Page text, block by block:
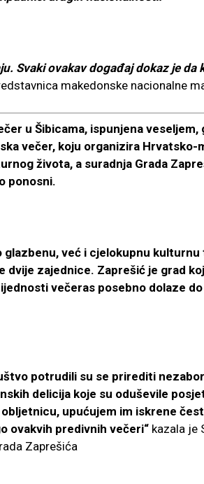
Svaki ovakav događaj dokaz je da
makedonske nacionalne
u Šibicama, ispunjena
večer, koju organizira Hrvatsko-
života, a suradnja Grada
ponosni.
glazbenu, već i cjelokupnu
dvije zajednice. Zaprešić je grad
večeras posebno dolaze
potrudili su se prirediti
delicija koje su oduševile
obljetnicu, upućujem im iskrene
ovakvih predivnih večeri“ kazala je
Zaprešića